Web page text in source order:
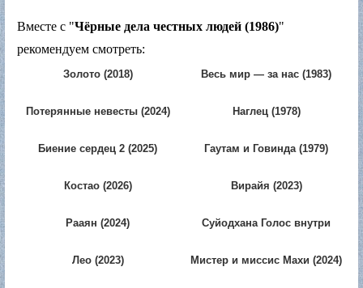
Вместе с "Чёрные дела честных людей (1986)"
рекомендуем смотреть:
Золото (2018) Весь мир — за нас (1983)
Потерянные невесты (2024) Наглец (1978)
Биение сердец 2 (2025) Гаутам и Говинда (1979)
Костао (2026) Вирайя (2023)
Рааян (2024)
Суйодхана Голос внутри
Лео (2023) Мистер и миссис Махи (2024)